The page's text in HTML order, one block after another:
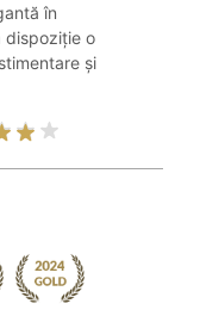
în
dispoziție o
și